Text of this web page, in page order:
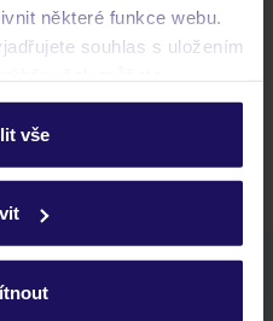
některé funkce webu.
souhlas s uložením
cookie naleznete v
vše
cestování?
do hotelu?
další
nabídek